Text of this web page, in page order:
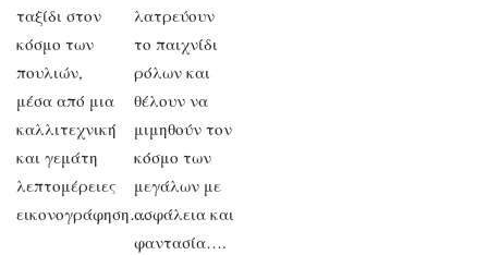
ταξίδι στον
κόσμο των
πουλιών,
μέσα από μια
καλλιτεχνική
και γεμάτη
λεπτομέρειες
εικονογράφηση….
λατρεύουν
το παιχνίδι
ρόλων και
θέλουν να
μιμηθούν τον
κόσμο των
μεγάλων με
ασφάλεια και
φαντασία….